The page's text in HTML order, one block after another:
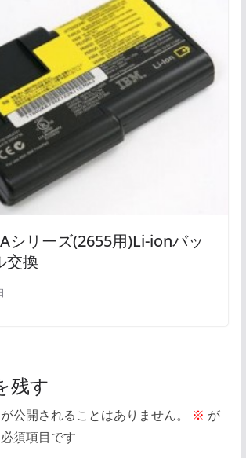
シリーズ(2655用)Li-ionバッ
交換
残す
公開されることはありません。 ※ が
須項目です